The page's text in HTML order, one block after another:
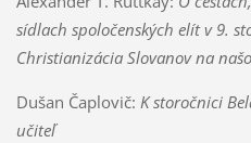
sídlach spoločenských elít v 9.
Christianizácia Slovanov na
Dušan Čaplovič: K storočnici
učiteľ